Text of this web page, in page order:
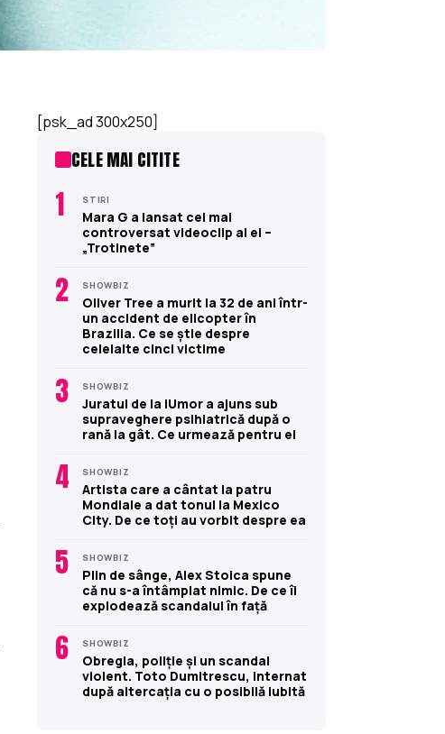
[psk_ad 300x250]
CELE MAI CITITE
1 STIRI
Mara G a lansat cel mai
controversat videoclip al ei –
„Trotinete”
2 SHOWBIZ
Oliver Tree a murit la 32 de ani într-
un accident de elicopter în
Brazilia. Ce se știe despre
celelalte cinci victime
3 SHOWBIZ
Juratul de la iUmor a ajuns sub
supraveghere psihiatrică după o
rană la gât. Ce urmează pentru el
4 SHOWBIZ
Artista care a cântat la patru
Mondiale a dat tonul la Mexico
City. De ce toți au vorbit despre ea
5 SHOWBIZ
Plin de sânge, Alex Stoica spune
că nu s-a întâmplat nimic. De ce îi
explodează scandalul în față
6 SHOWBIZ
Obregia, poliție și un scandal
violent. Toto Dumitrescu, internat
după altercația cu o posibilă iubită